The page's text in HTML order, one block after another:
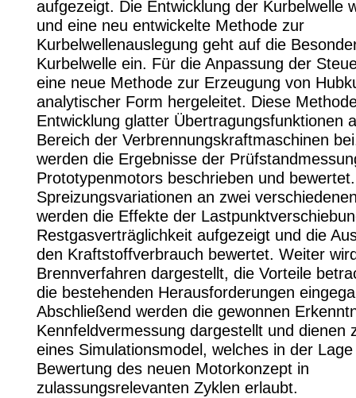
aufgezeigt. Die Entwicklung der Kurbelwelle
und eine neu entwickelte Methode zur
Kurbelwellenauslegung geht auf die
Kurbelwelle ein. Für die Anpassung der
eine neue Methode zur Erzeugung von
analytischer Form hergeleitet. Diese
Entwicklung glatter Übertragungsfunktionen
Bereich der Verbrennungskraftmaschinen
werden die Ergebnisse der
Prototypenmotors beschrieben und
Spreizungsvariationen an zwei
werden die Effekte der
Restgasverträglichkeit aufgezeigt und die
den Kraftstoffverbrauch bewertet. Weiter
Brennverfahren dargestellt, die Vorteile
die bestehenden Herausforderungen
Abschließend werden die gewonnen
Kennfeldvermessung dargestellt und dienen
eines Simulationsmodel, welches in der
Bewertung des neuen Motorkonzept in
zulassungsrelevanten Zyklen erlaubt.